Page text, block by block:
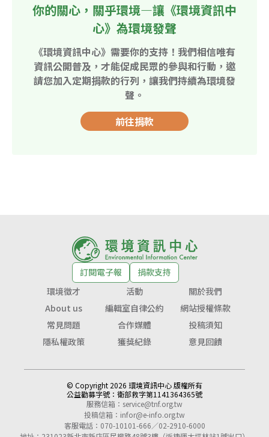
你的關心，關乎環境—讓《環境資訊中
心》為環境發聲
《環境資訊中心》需要你的支持！我們相信唯有
資訊公開普及，才能促成民眾的參與和行動，邀
請您加入定期捐款的行列，讓我們持續為環境發
聲。
前往捐款
訂閱電子報
捐款支持
環境徵才
活動
關於我們
About us
編輯室自律公約
網站授權條款
常見問題
合作媒體
投稿須知
隱私權政策
獲獎紀錄 意見回饋
© Copyright 2026 環境資訊中心 版權所有
公益勸募字號： 衛部救字第1141364365號
服務信箱： service@tnf.org.tw
投稿信箱： infor@e-info.org.tw
客服電話：070-10101-666／02-2910-6000